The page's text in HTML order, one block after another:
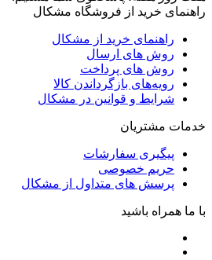
راهنمای خرید از فروشگاه مشکال
راهنمای خرید از مشکال
روش های ارسال
روش های پرداخت
رویه‌های بازگرداندن کالا
شرایط و قوانین در مشکال
خدمات مشتریان
پیگیری سفارشات
حریم خصوصی
پرسش های متداول از مشکال
با ما همراه باشید